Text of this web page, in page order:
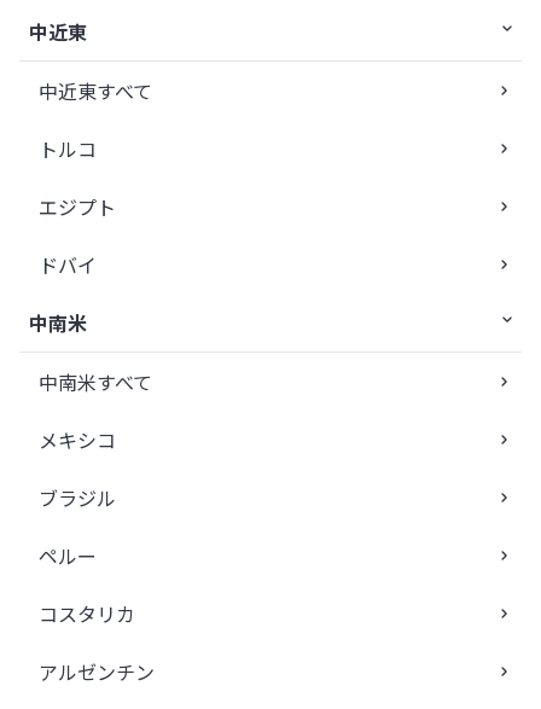
中近東
中近東すべて
トルコ
エジプト
ドバイ
中南米
中南米すべて
メキシコ
ブラジル
ペルー
コスタリカ
アルゼンチン